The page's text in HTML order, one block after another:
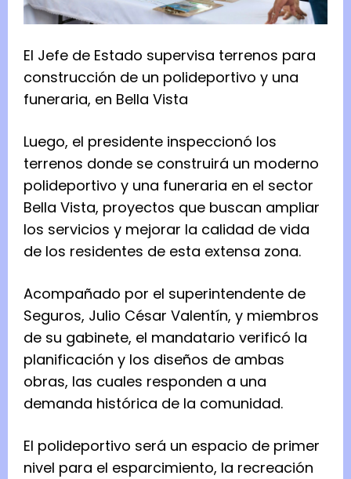
El Jefe de Estado supervisa terrenos para
construcción de un polideportivo y una
funeraria, en Bella Vista
Luego, el presidente inspeccionó los
terrenos donde se construirá un moderno
polideportivo y una funeraria en el sector
Bella Vista, proyectos que buscan ampliar
los servicios y mejorar la calidad de vida
de los residentes de esta extensa zona.
Acompañado por el superintendente de
Seguros, Julio César Valentín, y miembros
de su gabinete, el mandatario verificó la
planificación y los diseños de ambas
obras, las cuales responden a una
demanda histórica de la comunidad.
El polideportivo será un espacio de primer
nivel para el esparcimiento, la recreación